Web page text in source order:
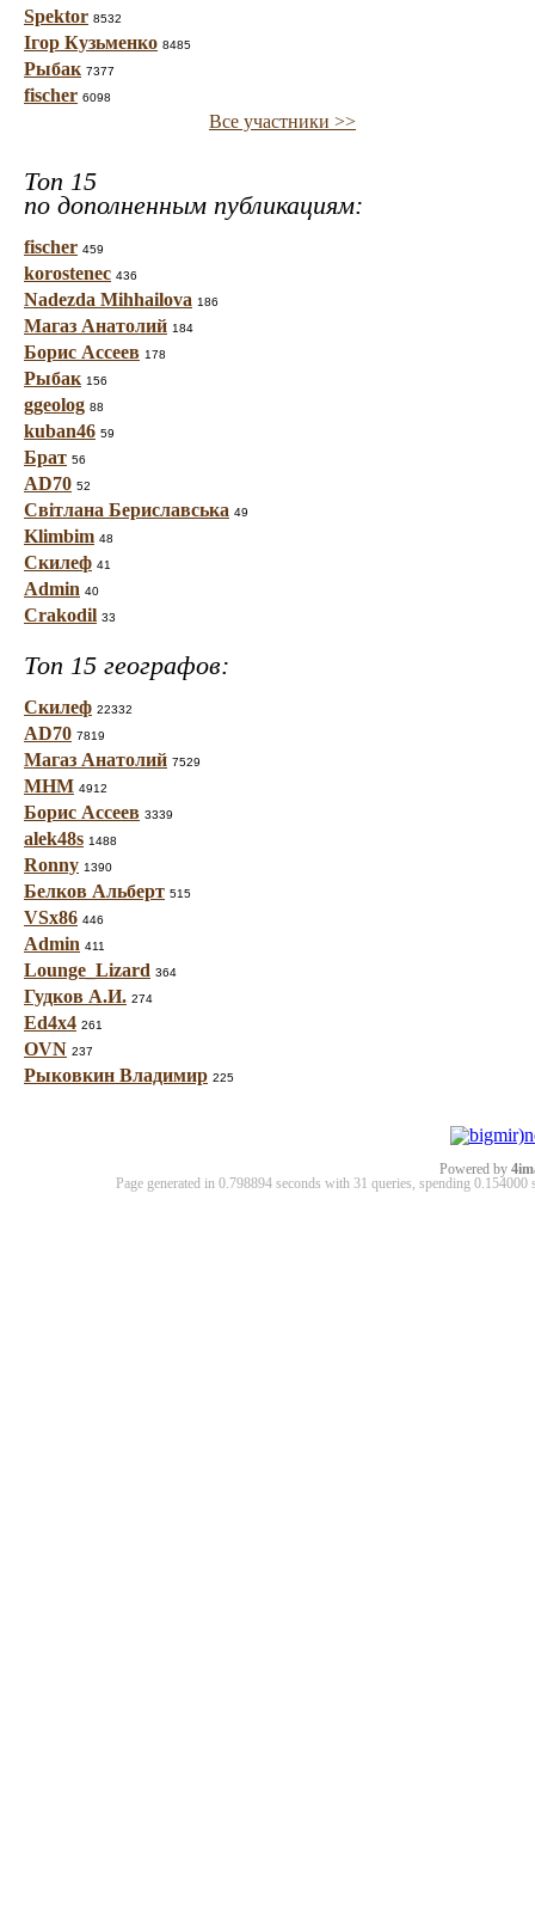
Spektor 8532
Ігор Кузьменко 8485
Рыбак 7377
fischer 6098
Все участники >>
Топ 15
по дополненным публикациям:
fischer 459
korostenec 436
Nadezda Mihhailova 186
Магаз Анатолий 184
Борис Ассеев 178
Рыбак 156
ggeolog 88
kuban46 59
Брат 56
AD70 52
Світлана Бериславська 49
Klimbim 48
Скилеф 41
Admin 40
Crakodil 33
Топ 15 географов:
Скилеф 22332
AD70 7819
Магаз Анатолий 7529
МНМ 4912
Борис Ассеев 3339
alek48s 1488
Ronny 1390
Белков Альберт 515
VSx86 446
Admin 411
Lounge_Lizard 364
Гудков А.И. 274
Ed4x4 261
OVN 237
Рыковкин Владимир 225
Powered by
Page generated in 0.798894 seconds with 31 queries, spending